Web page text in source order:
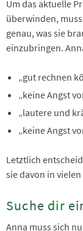
Um das aktuelle
überwinden,
genau, was sie
einzubringen.
„gut rechnen
„keine Angst
„lautere und
„keine Angst
Letztlich
sie davon in
Suche dir
Anna muss sich